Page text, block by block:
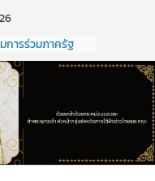
ารร่วมภาครัฐ
าทางเศรษฐกิจ
ฝั่งอ่าวไทย ครั้งที่
2569
ร่วมภาครัฐและ
างเศรษฐกิจ
ฝั่งอ่าวไทย ครั้งที่